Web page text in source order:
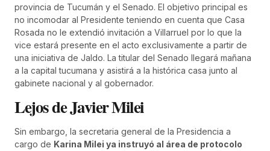
provincia de Tucumán y el Senado. El objetivo principal es
no incomodar al Presidente teniendo en cuenta que Casa
Rosada no le extendió invitación a Villarruel por lo que la
vice estará presente en el acto exclusivamente a partir de
una iniciativa de Jaldo. La titular del Senado llegará mañana
a la capital tucumana y asistirá a la histórica casa junto al
gabinete nacional y al gobernador.
Lejos de Javier Milei
Sin embargo, la secretaria general de la Presidencia a
cargo de Karina Milei ya instruyó al área de protocolo